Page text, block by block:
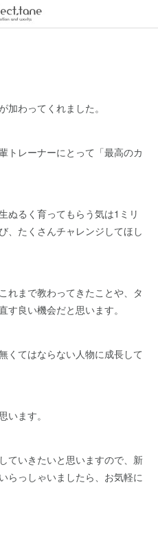
加わってくれました。
トレーナーにとって「最高のカ
ぬるく育ってもらう気は1ミリ
、たくさんチャレンジしてほし
れまで教わってきたことや、タ
す良い機会だと思います。
くてはならない人物に成長して
います。
ていきたいと思いますので、新
らっしゃいましたら、お気軽に